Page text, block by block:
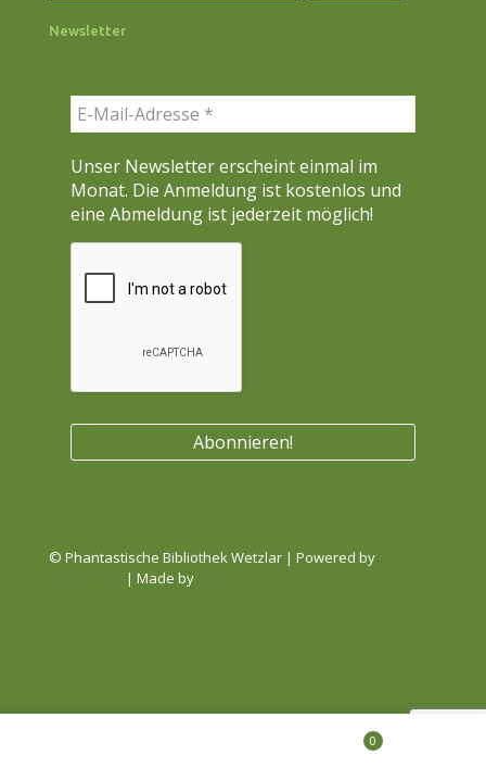
h
Newsletter
Unser Newsletter erscheint einmal im
Monat. Die Anmeldung ist kostenlos und
eine Abmeldung ist jederzeit möglich!
© Phantastische Bibliothek Wetzlar | Powered by
| Made by
0